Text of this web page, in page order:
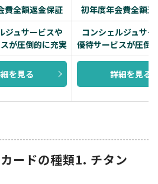
費全額返金保証 初年度年会費全額
ジュサービスや
が圧倒的に充実
コンシェルジュサ
優待サービスが圧倒
を見る 詳細を見る
ードの種類1. チタン